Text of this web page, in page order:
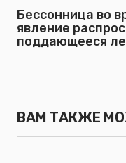
Бессонница во
явление
поддающееся
ВАМ ТАКЖЕ